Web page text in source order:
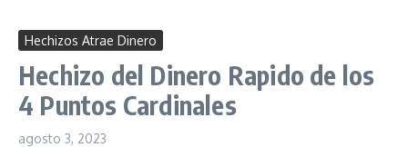
Hechizos Atrae Dinero
Hechizo del Dinero Rapido de los
4 Puntos Cardinales
agosto 3, 2023